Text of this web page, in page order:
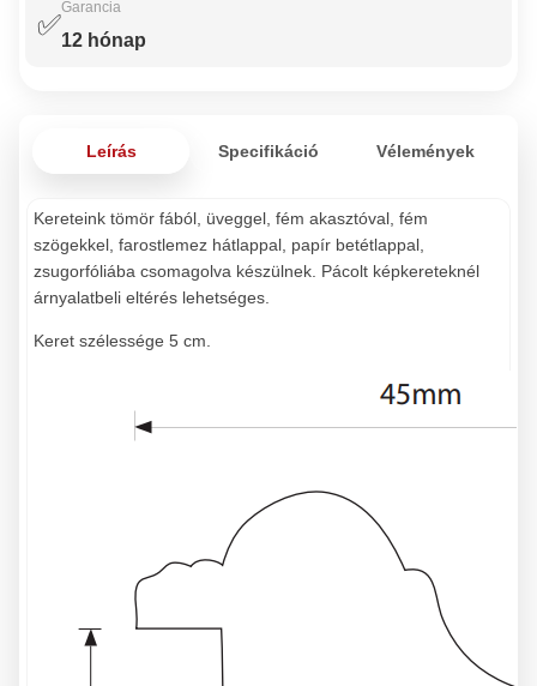
✅
Garancia
12 hónap
Leírás Specifikáció Vélemények
Kereteink tömör fából, üveggel, fém akasztóval, fém
szögekkel, farostlemez hátlappal, papír betétlappal,
zsugorfóliába csomagolva készülnek. Pácolt képkereteknél
árnyalatbeli eltérés lehetséges.
Keret szélessége 5 cm.